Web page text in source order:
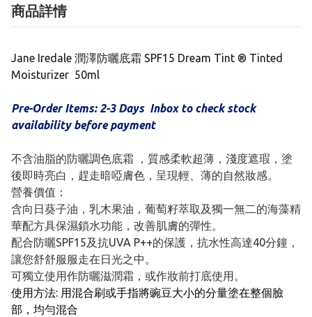
商品詳情
Jane Iredale 潤澤防曬底霜 SPF15 Dream Tint ® Tinted
Moisturizer 50ml
Pre-Order Items: 2-3 Days Inbox to check stock
availability before payment
不含油脂的防曬調色底霜 ，質感柔軟超薄，淺度遮瑕，塗
後即時亮白，趕走暗啞膚色，呈現輕、薄的自然妝感。
營養價值：
含向日葵子油，乳木果油，葡萄籽萃取及獨一無二的海藻精
華配方具保濕鎖水功能，改善肌膚的彈性。
配合防曬SPF15及抗UVA P++的保護，抗水性高達40分鐘，
讓您舒舒服服走在日光之中。
可獨立使用作防曬滋潤霜，或作妝前打底使用。
使用方法: 用混合刷或手指將豌豆大小的分量塗在整個臉
部，均勻混合